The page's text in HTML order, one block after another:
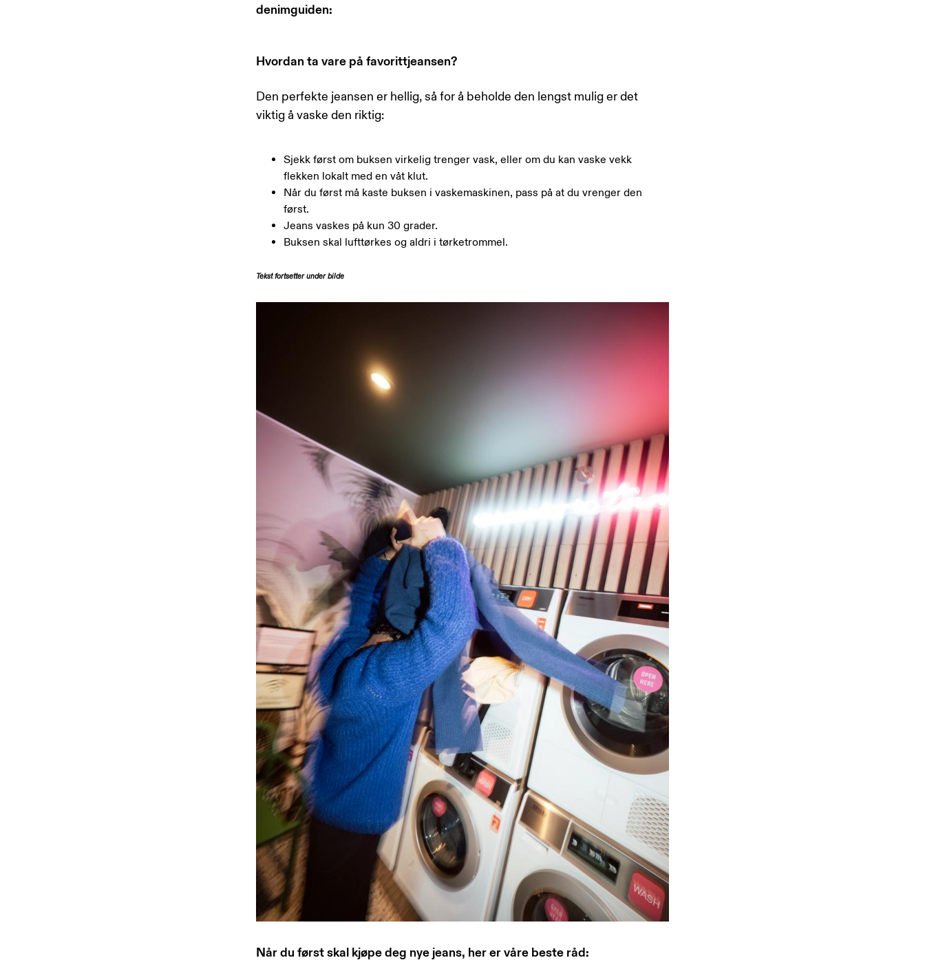
denimguiden:
Hvordan ta vare på favorittjeansen?
Den perfekte jeansen er hellig, så for å beholde den lengst mulig er det
viktig å vaske den riktig:
Sjekk først om buksen virkelig trenger vask, eller om du kan vaske vekk
flekken lokalt med en våt klut.
Når du først må kaste buksen i vaskemaskinen, pass på at du vrenger den
først.
Jeans vaskes på kun 30 grader.
Buksen skal lufttørkes og aldri i tørketrommel.
Tekst fortsetter under bilde
Når du først skal kjøpe deg nye jeans, her er våre beste råd: